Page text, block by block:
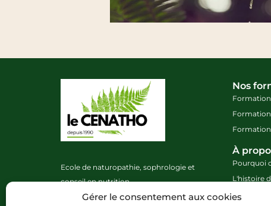
Gérer le consentement aux cookies
Ecole de naturopathie, sophrologie et
conseil en nutrition
Nos
À
Pourquoi
L'histoire
Nos